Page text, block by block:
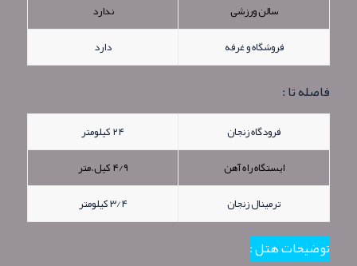
سالن ورزشی
ندارد
فروشگاه و غرفه
دارد
فاصله تا :
فرودگاه زنجان
۲۴ کیلومتر
ایستگاه راه آهن
۴/۹ کیل.متر
ترمینال زنجان
۳/۴ کیلومتر
توضیحات هتل :